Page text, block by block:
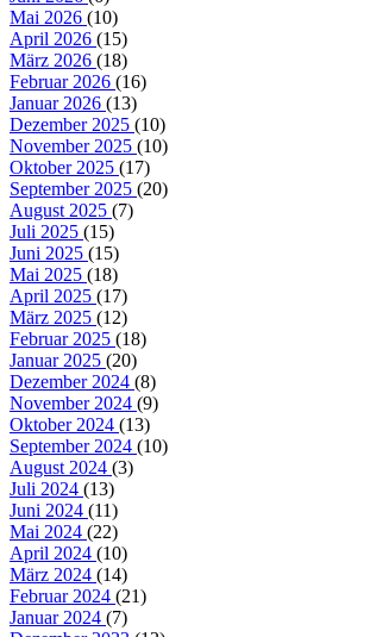
Mai 2026 (10)
April 2026 (15)
März 2026 (18)
Februar 2026 (16)
Januar 2026 (13)
Dezember 2025 (10)
November 2025 (10)
Oktober 2025 (17)
September 2025 (20)
August 2025 (7)
Juli 2025 (15)
Juni 2025 (15)
Mai 2025 (18)
April 2025 (17)
März 2025 (12)
Februar 2025 (18)
Januar 2025 (20)
Dezember 2024 (8)
November 2024 (9)
Oktober 2024 (13)
September 2024 (10)
August 2024 (3)
Juli 2024 (13)
Juni 2024 (11)
Mai 2024 (22)
April 2024 (10)
März 2024 (14)
Februar 2024 (21)
Januar 2024 (7)